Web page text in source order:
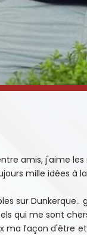
amis, j'aime
mille idées à
sur
qui me sont
ma façon